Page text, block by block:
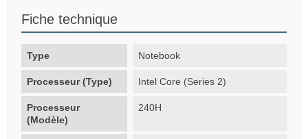
Fiche technique
Type Notebook
Processeur (Type) Intel Core (Series 2)
Processeur
(Modèle)
240H